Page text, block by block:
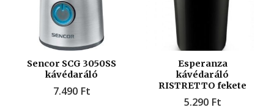
Sencor SCG 3050SS
kávédaráló
7.490 Ft
Esperanza
kávédaráló
RISTRETTO fekete
5.290 Ft